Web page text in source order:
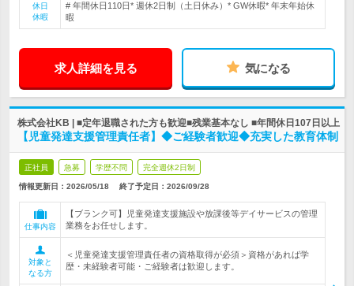
休日
休暇
# 年間休日110日* 週休2日制（土日休み）* GW休暇* 年末年始休
暇
求人詳細を見る 気になる
株式会社KB | ■定年退職された方も歓迎■残業基本なし ■年間休日107日以上
【児童発達支援管理責任者】◆ご経験者歓迎◆充実した教育体制
正社員 急募 学歴不問 完全週休2日制
情報更新日：2026/05/18 終了予定日： 2026/09/28
仕事内容
【ブランク可】児童発達支援施設や放課後等デイサービスの管理
業務をお任せします。
対象と
なる方
＜児童発達支援管理責任者の資格取得が必須＞資格があれば学
歴・未経験者可能・ご経験者は歓迎します。